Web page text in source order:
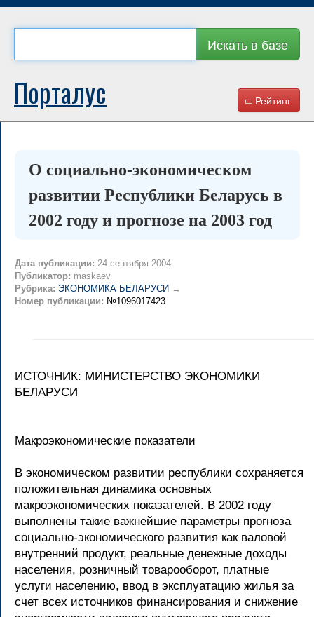
Искать в базе
Рейтинг
Порталус
О социально-экономическом
развитии Республики Беларусь в
2002 году и прогнозе на 2003 год
Дата публикации: 24 сентября 2004
Публикатор: maskaev
Рубрика: ЭКОНОМИКА БЕЛАРУСИ →
Номер публикации: №1096017423
ИСТОЧНИК: МИНИСТЕРСТВО ЭКОНОМИКИ
БЕЛАРУСИ
Макроэкономические показатели
В экономическом развитии республики сохраняется
положительная динамика основных
макроэкономических показателей. В 2002 году
выполнены такие важнейшие параметры прогноза
социально-экономического развития как валовой
внутренний продукт, реальные денежные доходы
населения, розничный товарооборот, платные
услуги населению, ввод в эксплуатацию жилья за
счет всех источников финансирования и снижение